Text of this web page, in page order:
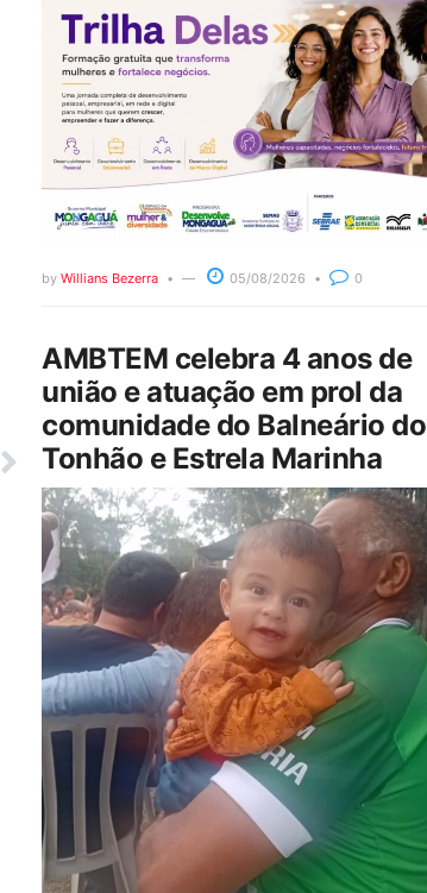
by Willians Bezerra 05/08/2026 0
AMBTEM celebra 4 anos de
união e atuação em prol da
comunidade do Balneário do
Tonhão e Estrela Marinha